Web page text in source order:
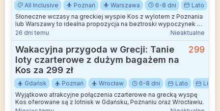
All Inclusive Poznań Warszawa 6-8 dni Lato
Słoneczne wczasy na greckiej wyspie Kos z wylotem z Poznania
lub Warszawy to idealna propozycja na beztroski wypoczynek w
kameralnej atmosferze.
26 dni temu Nieaktualne
Wakacyjna przygoda w Grecji: Tanie
loty czarterowe z dużym bagażem na
Kos za 299 zł
299
Gdańsk Poznań Wrocław 6-8 dni Lato
Wyjątkowo atrakcyjne połączenia czarterowe na grecką wyspę
Kos oferowane są z lotnisk w Gdańsku, Poznaniu oraz Wrocławiu.